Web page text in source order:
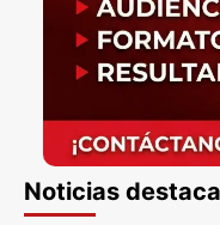
Noticias